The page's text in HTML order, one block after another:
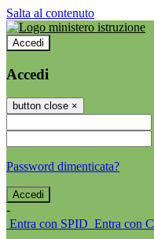
Salta al contenuto
Accedi
Accedi
button close ×
Password dimenticata?
-
Entra con SPID Entra con